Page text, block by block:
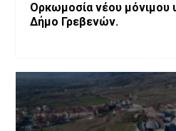
Ορκωμοσία νέου μόνιμου
Δήμο Γρεβενών.